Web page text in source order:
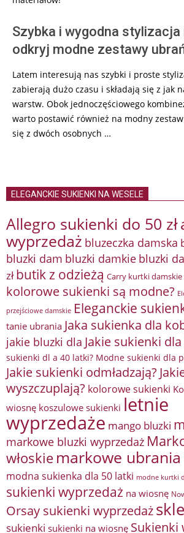
Szybka i wygodna stylizacja
odkryj modne zestawy
Latem interesują nas szybki i proste
zabierają dużo czasu i składają się z jak
warstw. Obok jednoczęściowego
warto postawić również na modny
się z dwóch osobnych …
ELEGANCKIE SUKIENKI NA WESELE
Allegro sukienki do 50 zł
wyprzedaż bluzeczka damska
bluzki dam bluzki damkie bluzki
zł butik z odzieżą Carry kurtki
kolorowe sukienki są modne?
przejściowe damskie Eleganckie
tanie ubrania Jaka sukienka dla
jakie bluzki dla Jakie sukienki
sukienki dl a 40 latki? Modne sukienki dla
Jakie sukienki odmładzają?
wyszczuplają? kolorowe sukienki
wiosnę koszulowe sukienki letnie
wyprzedaże mango bluzki
markowe bluzki wyprzedaż
włoskie markowe
modna sukienka dla 50 latki modne kurtki
sukienki wyprzedaż na wiosnę
Orsay sukienki wyprzedaż
sukienki sukienki na wiosnę Sukienki